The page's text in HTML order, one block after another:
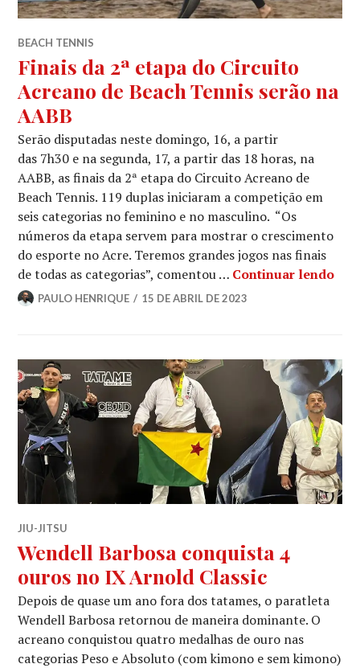
BEACH TENNIS
Finais da 2ª etapa do Circuito
Acreano de Beach Tennis serão na
AABB
Serão disputadas neste domingo, 16, a partir
das 7h30 e na segunda, 17, a partir das 18 horas, na
AABB, as finais da 2ª etapa do Circuito Acreano de
Beach Tennis. 119 duplas iniciaram a competição em
seis categorias no feminino e no masculino. “Os
números da etapa servem para mostrar o crescimento
do esporte no Acre. Teremos grandes jogos nas finais
de todas as categorias”, comentou … Continuar lendo
PAULO HENRIQUE 15 DE ABRIL DE 2023
JIU-JITSU
Wendell Barbosa conquista 4
ouros no IX Arnold Classic
Depois de quase um ano fora dos tatames, o paratleta
Wendell Barbosa retornou de maneira dominante. O
acreano conquistou quatro medalhas de ouro nas
categorias Peso e Absoluto (com kimono e sem kimono)